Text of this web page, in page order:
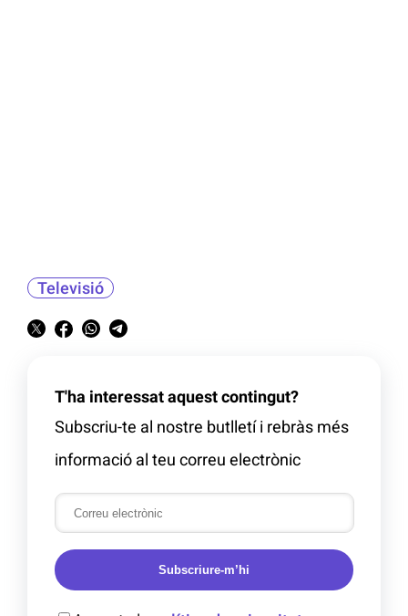
Televisió
T'ha interessat aquest contingut?
Subscriu-te al nostre butlletí i rebràs més
informació al teu correu electrònic
Subscriure-m’hi